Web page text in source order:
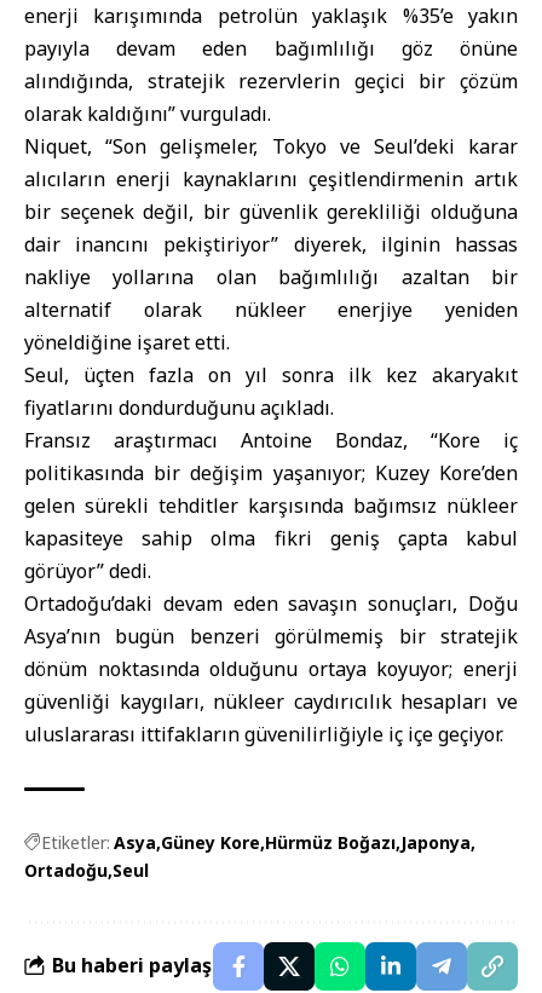
enerji karışımında petrolün yaklaşık %35’e yakın
payıyla devam eden bağımlılığı göz önüne
alındığında, stratejik rezervlerin geçici bir çözüm
olarak kaldığını” vurguladı.
Niquet, “Son gelişmeler, Tokyo ve Seul’deki karar
alıcıların enerji kaynaklarını çeşitlendirmenin artık
bir seçenek değil, bir güvenlik gerekliliği olduğuna
dair inancını pekiştiriyor” diyerek, ilginin hassas
nakliye yollarına olan bağımlılığı azaltan bir
alternatif olarak nükleer enerjiye yeniden
yöneldiğine işaret etti.
Seul, üçten fazla on yıl sonra ilk kez akaryakıt
fiyatlarını dondurduğunu açıkladı.
Fransız araştırmacı Antoine Bondaz, “Kore iç
politikasında bir değişim yaşanıyor; Kuzey Kore’den
gelen sürekli tehditler karşısında bağımsız nükleer
kapasiteye sahip olma fikri geniş çapta kabul
görüyor” dedi.
Ortadoğu’daki devam eden savaşın sonuçları, Doğu
Asya’nın bugün benzeri görülmemiş bir stratejik
dönüm noktasında olduğunu ortaya koyuyor; enerji
güvenliği kaygıları, nükleer caydırıcılık hesapları ve
uluslararası ittifakların güvenilirliğiyle iç içe geçiyor.
Etiketler: Asya Güney Kore Hürmüz Boğazı Japonya
Ortadoğu Seul
Bu haberi paylaş